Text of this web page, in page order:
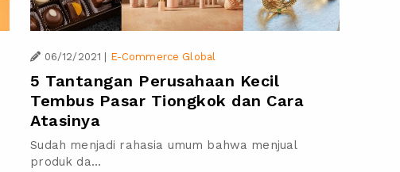
06/12/2021 E-Commerce Global
5 Tantangan Perusahaan Kecil
Tembus Pasar Tiongkok dan Cara
Atasinya
Sudah menjadi rahasia umum bahwa menjual
produk da...